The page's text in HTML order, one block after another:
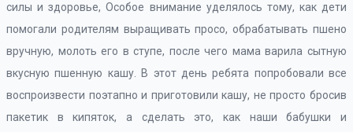
силы и здоровье, Особое внимание уделялось тому, как дети
помогали родителям выращивать просо, обрабатывать пшено
вручную, молоть его в ступе, после чего мама варила сытную
вкусную пшенную кашу. В этот день ребята попробовали все
воспроизвести поэтапно и приготовили кашу, не просто бросив
пакетик в кипяток, а сделать это, как наши бабушки и